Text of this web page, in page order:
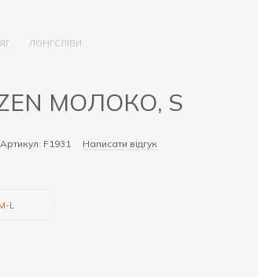
ЛОНГСЛІВИ
МОЛОКО, S
Артикул: F1931 Написати відгук
L